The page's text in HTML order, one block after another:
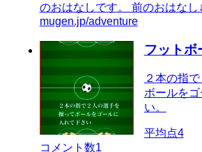
のおはなしです。 前のおはなし
mugen.jp/adventure
フットボ
２本の指
ボールを
い。
平均点4
コメント数1